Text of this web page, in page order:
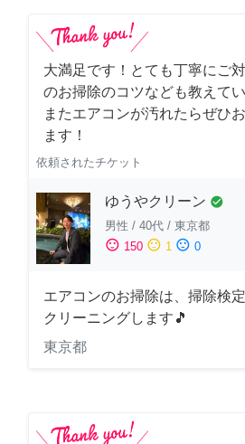
大満足です！とても丁寧にご
のお掃除のコツなども教えて
またエアコンが汚れたらぜひ
ます！
依頼されたチケット
ゆうやクリーン check_circle
男性 / 40代 / 東京都
sentiment_satisfied 150 sentiment_neutral 1 sentiment_dissatisfied 0
エアコンのお掃除は、掃除検
クリーニングします🎵
東京都